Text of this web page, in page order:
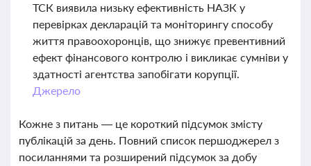
ТСК виявила низьку ефективність НАЗК у
перевірках декларацій та моніторингу способу
життя правоохоронців, що знижує превентивний
ефект фінансового контролю і викликає сумніви у
здатності агентства запобігати корупції.
Джерело
Кожне з питань — це короткий підсумок змісту
публікацій за день. Повний список першоджерел з
посиланнями та розширений підсумок за добу